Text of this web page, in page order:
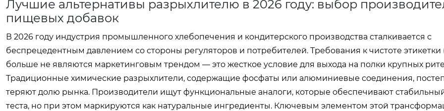
Лучшие альтернативы разрыхлителю в 2026 году: выбор
пищевых добавок
В 2026 году индустрия промышленного хлебопечения и кондитерского производства сталкивается с
беспрецедентным давлением со стороны регуляторов и потребителей. Требования к чистоте этикетки
больше не являются маркетинговым трендом — это жесткое условие для выхода на полки крупных
Традиционные химические разрыхлители, содержащие фосфаты или алюминиевые соединения,
теряют долю рынка. Производители ищут функциональные аналоги, которые обеспечивают
теста, но при этом маркируются как натуральные ингредиенты. Ключевым элементом этой